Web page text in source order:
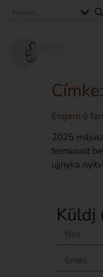
Címke:
Engem ő
2025
terminust
ujjnyira
Küldj